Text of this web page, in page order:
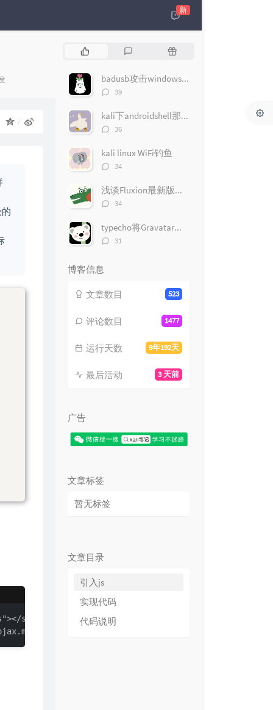
新
script>
script>
文
评
随
文badusb攻击windows10（msfconsole版）
评
数：
39
kali下androidshell那些事
评
数：
36
kali linux WiFi钓鱼
评
数：
34
浅谈Fluxion最新版无线钓鱼遇到的问题
评
数：
34
typecho将Gravatar头像改为QQ头像
评
31
博客信息
523
文章数目
1477
评论数目
9年192天
运行天数
3 天前
最后活动
广告
文章标签
暂无标签
文章目录
引入js
实现代码
代码说明